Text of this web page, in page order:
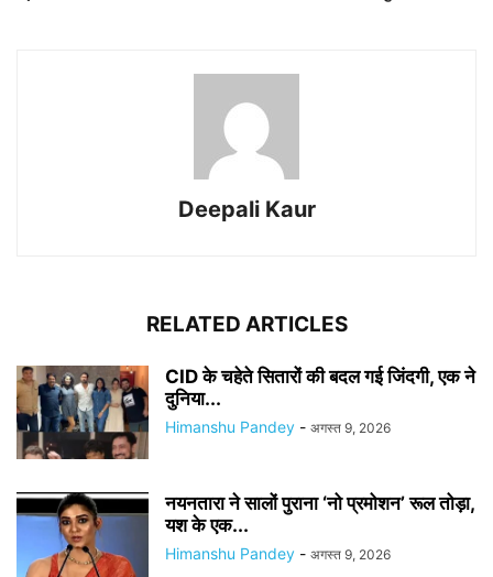
Deepali Kaur
RELATED ARTICLES
CID के चहेते सितारों की बदल गई जिंदगी, एक ने
दुनिया...
Himanshu Pandey - अगस्त 9, 2026
नयनतारा ने सालों पुराना ‘नो प्रमोशन’ रूल तोड़ा,
यश के एक...
Himanshu Pandey - अगस्त 9, 2026